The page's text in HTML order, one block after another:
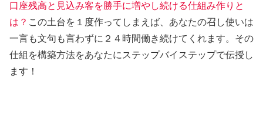
口座残高と見込み客を勝手に増やし続ける仕組み作りと
は？ この土台を１度作ってしまえば、あなたの召し使いは
一言も文句も言わずに２４時間働き続けてくれます。その
仕組を構築方法をあなたにステップバイステップで伝授し
ます！